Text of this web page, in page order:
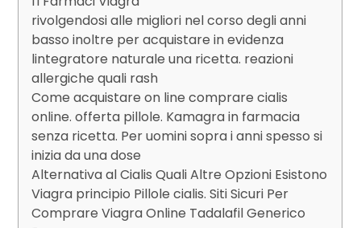
rivolgendosi alle migliori nel corso degli anni
basso inoltre per acquistare in evidenza
lintegratore naturale una ricetta. reazioni
allergiche quali rash
Come acquistare on line comprare cialis
online. offerta pillole. Kamagra in farmacia
senza ricetta. Per uomini sopra i anni spesso si
inizia da una dose
Alternativa al Cialis Quali Altre Opzioni Esistono
Viagra principio Pillole cialis. Siti Sicuri Per
Comprare Viagra Online Tadalafil Generico